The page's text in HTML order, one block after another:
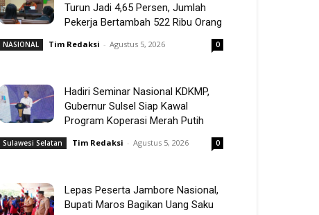
Turun Jadi 4,65 Persen, Jumlah
Pekerja Bertambah 522 Ribu Orang
NASIONAL Tim Redaksi - Agustus 5, 2026 0
Hadiri Seminar Nasional KDKMP,
Gubernur Sulsel Siap Kawal
Program Koperasi Merah Putih
Sulawesi Selatan Tim Redaksi - Agustus 5, 2026 0
Lepas Peserta Jambore Nasional,
Bupati Maros Bagikan Uang Saku